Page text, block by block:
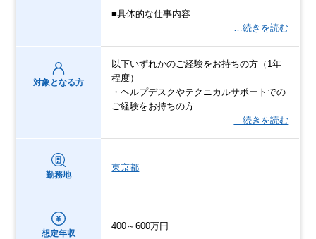
■具体的な仕事内容
…続きを読む
対象となる方
以下いずれかのご経験をお持ちの方（1年
程度）
・ヘルプデスクやテクニカルサポートでの
ご経験をお持ちの方
…続きを読む
勤務地
東京都
想定年収
400～600万円